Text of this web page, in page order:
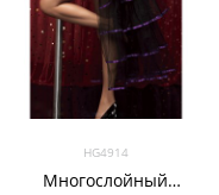
HG4914
Многослойный